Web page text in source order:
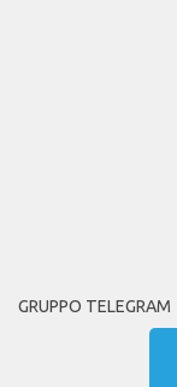
GRUPPO TELEGRAM